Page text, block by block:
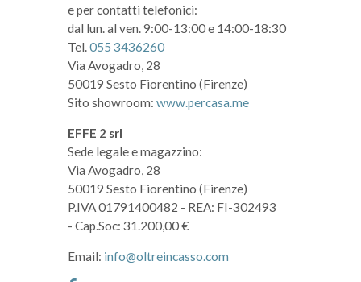
e per contatti telefonici:
dal lun. al ven. 9:00-13:00 e 14:00-18:30
Tel.055 3436260
Via Avogadro, 28
50019 Sesto Fiorentino (Firenze)
Sito showroom: www.percasa.me
EFFE 2 srl
Sede legale e magazzino:
Via Avogadro, 28
50019 Sesto Fiorentino (Firenze)
P.IVA 01791400482 - REA: FI-302493
- Cap.Soc: 31.200,00 €
Email: info@oltreincasso.com